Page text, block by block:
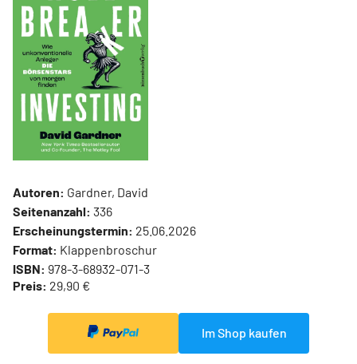
Autoren: Gardner, David
Seitenanzahl: 336
Erscheinungstermin: 25.06.2026
Format: Klappenbroschur
ISBN: 978-3-68932-071-3
Preis: 29,90 €
Im Shop kaufen